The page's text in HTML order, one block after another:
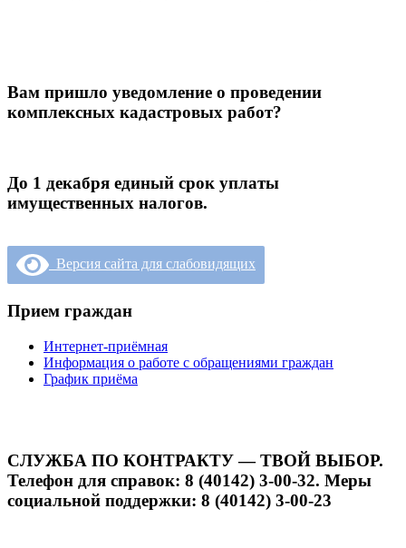
Вам пришло уведомление о проведении
комплексных кадастровых работ?
До 1 декабря единый срок уплаты
имущественных налогов.
Версия сайта для слабовидящих
Прием граждан
Интернет-приёмная
Информация о работе с обращениями граждан
График приёма
СЛУЖБА ПО КОНТРАКТУ — ТВОЙ ВЫБОР.
Телефон для справок: 8 (40142) 3-00-32. Меры
социальной поддержки: 8 (40142) 3-00-23